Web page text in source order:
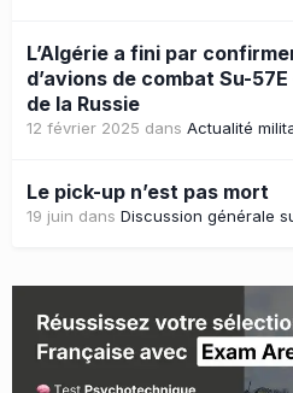
L’Algérie a fini par
d’avions de combat Su-
de la Russie
12 février 2025 dans Actualité
Le pick-up n’est pas mort
19 juin dans Discussion générale